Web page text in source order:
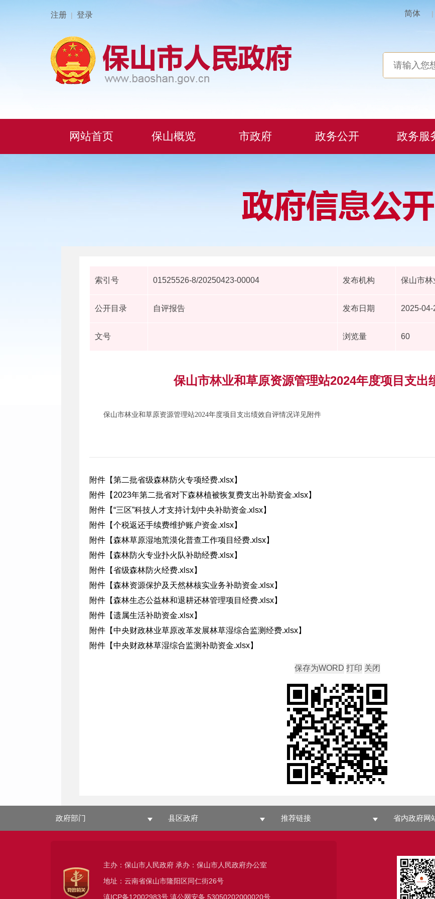
注册 | 登录 简体 |
网站首页 保山概览 市政府 政务公开 政务服
索引号 01525526-8/20250423-00004 发布机构 保山市林
公开目录 自评报告 发布日期 2025-04-
文号 浏览量 60
保山市林业和草原资源管理站2024年度项目支出
保山市林业和草原资源管理站2024年度项目支出绩效自评情况详见附件
附件【第二批省级森林防火专项经费.xlsx】
附件【 2023年第二批省对下森林植被恢复费支出补助资金.xlsx】
附件【“三区”科技人才支持计划中央补助资金.xlsx】
附件【个税返还手续费维护账户资金.xlsx】
附件【森林草原湿地荒漠化普查工作项目经费.xlsx】
附件【森林防火专业扑火队补助经费.xlsx】
附件【省级森林防火经费.xlsx】
附件【森林资源保护及天然林核实业务补助资金.xlsx】
附件【森林生态公益林和退耕还林管理项目经费.xlsx】
附件【遗属生活补助资金.xlsx】
附件【中央财政林业草原改革发展林草湿综合监测经费.xlsx】
附件【中央财政林草湿综合监测补助资金.xlsx】
政府部门 县区政府 推荐链接 省内政府网
主办：保山市人民政府 承办：保山市人民政府办公室
地址：云南省保山市隆阳区同仁街26号
滇ICP备12002983号滇公网安备 53050202000020号